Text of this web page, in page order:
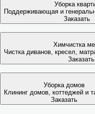
Уборка
Поддерживающая и
Заказать
Химчистка
Чистка диванов, кресел,
Заказать
Уборка домов
Клининг домов, коттеджей и
Заказать